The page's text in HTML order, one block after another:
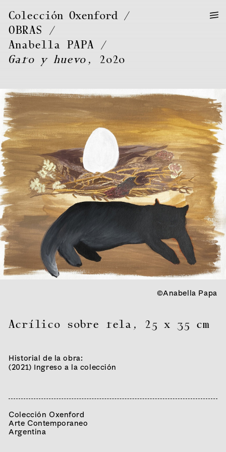
Colección Oxenford
OBRAS
/
Anabella PAPA
Gato y huevo , 2020
—
—
—
©Anabella Papa
Acrílico sobre tela , 25 x 35 cm
Historial de la obra:
(2021) Ingreso a la colección
Colección Oxenford
Arte Contemporaneo
Argentina